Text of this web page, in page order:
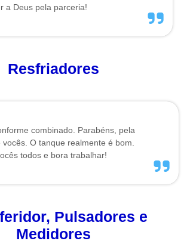
a Deus pela parceria!
Resfriadores
combinado. Parabéns, pela
O tanque realmente é bom.
todos e bora trabalhar!
Pulsadores e
Medidores